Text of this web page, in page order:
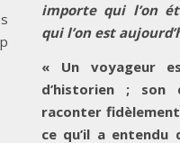
importe qui l’on
qui l’on est
« Un voyageur
d’historien ;
raconter fidèlement
ce qu’il a